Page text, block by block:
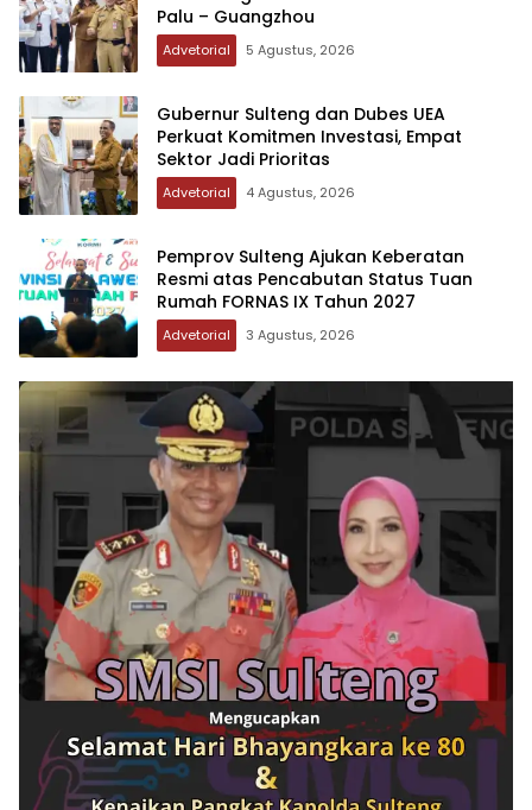
Palu – Guangzhou
Advetorial 5 Agustus, 2026
Gubernur Sulteng dan Dubes UEA
Perkuat Komitmen Investasi, Empat
Sektor Jadi Prioritas
Advetorial 4 Agustus, 2026
Pemprov Sulteng Ajukan Keberatan
Resmi atas Pencabutan Status Tuan
Rumah FORNAS IX Tahun 2027
Advetorial 3 Agustus, 2026